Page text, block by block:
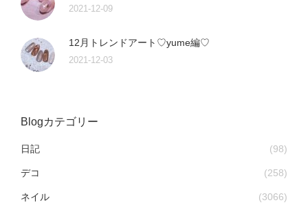
2021-12-09
12月トレンドアート♡yume編♡
2021-12-03
Blogカテゴリー
日記 (98)
デコ (258)
ネイル (3066)